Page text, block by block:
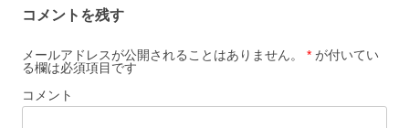
ョ
ン
コメントを残す
メールアドレスが公開されることはありません。 * が付いてい
る欄は必須項目です
コメント